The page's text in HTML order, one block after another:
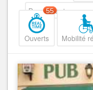
Decroissant
Ouverts
55
Mobilité